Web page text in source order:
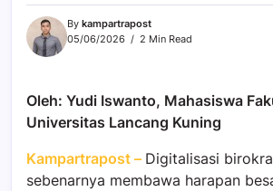
By kampartrapost
05/06/2026
2 Min Read
Oleh: Yudi Iswanto, Mahasiswa
Universitas Lancang Kuning
Kampartrapost – Digitalisasi
sebenarnya membawa harapan